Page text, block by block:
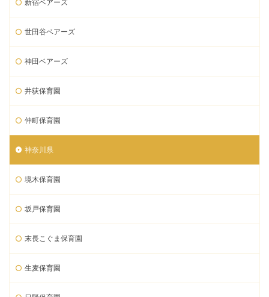
新宿ベアーズ
世田谷ベアーズ
神田ベアーズ
井荻保育園
仲町保育園
神奈川県
境木保育園
坂戸保育園
末長こぐま保育園
生麦保育園